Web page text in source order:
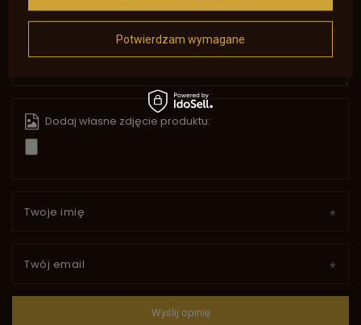
Treść twojej opinii
Dodaj własne zdjęcie produktu:
Twoje imię
Twój email
Wyślij opinię
Potwierdzam wymagane